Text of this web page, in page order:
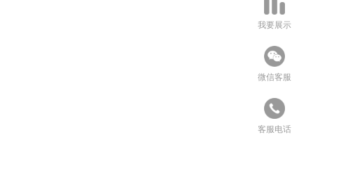
我要展示
微信客服
客服电话